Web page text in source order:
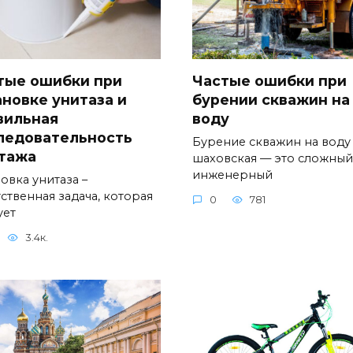
ошибки при
унитаза и
унитаза –
задача, которая
3.4к.
Частые ошибки при
бурении скважин на
воду
Бурение скважин на воду
шаховская — это сложный
инженерный
0 781